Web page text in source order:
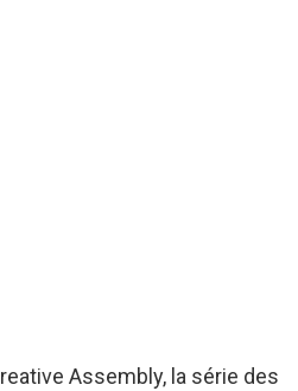
Assembly, la série des